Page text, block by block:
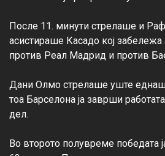
После 11. минути стрелаше и
асистираше Касадо кој забележа
против Реал Мадрид и против
Дани Олмо стрелаше уште еднаш
тоа Барселона ја заврши
дел.
Во второто полувреме победата